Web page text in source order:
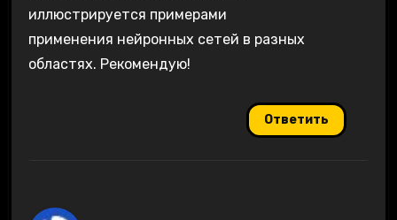
иллюстрируется примерами
применения нейронных сетей в разных
областях. Рекомендую!
Ответить